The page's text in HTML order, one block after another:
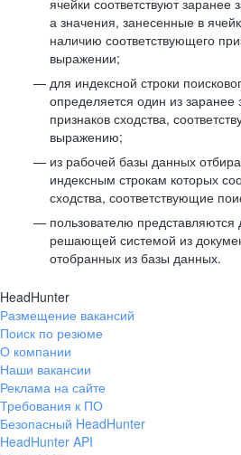
ячейки соответствуют заранее
а значения, занесенные в
наличию соответствующего
выражении;
для индексной строки
определяется один из
признаков сходства,
выражению;
из рабочей базы данных
индексным строкам которых
сходства, соответствующие
пользователю
решающей системой из
отобранных из базы данных.
HeadHunter
Размещение вакансий
Поиск по резюме
О компании
Наши вакансии
Реклама на сайте
Требования к ПО
Безопасный HeadHunter
HeadHunter API